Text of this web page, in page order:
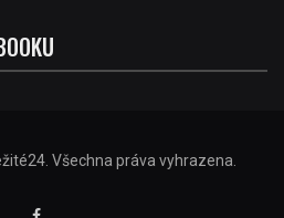
Všechna práva vyhrazena.